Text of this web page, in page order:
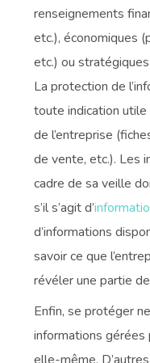
renseignements
etc.), économiques
etc.) ou
La protection de
toute indication
de l’entreprise
de vente, etc.). Les
cadre de sa veille
s’il s’agit d’
d’informations
savoir ce que
révéler une partie
Enfin, se protéger
informations gérées